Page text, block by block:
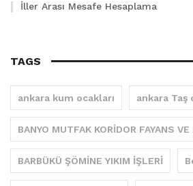
İller Arası Mesafe Hesaplama
TAGS
ankara kum ocakları ankara Taş
BANYO MUTFAK KORİDOR FAYANS
BARBÜKÜ ŞÖMİNE YIKIM İŞLERİ